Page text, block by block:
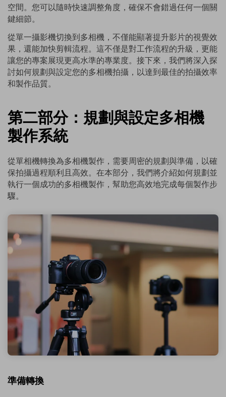
空間。您可以隨時快速調整角度，確保不會錯過任何一個關
鍵細節。
從單一攝影機切換到多相機，不僅能顯著提升影片的視覺效
果，還能加快剪輯流程。這不僅是對工作流程的升級，更能
讓您的專案展現更高水準的專業度。接下來，我們將深入探
討如何規劃與設定您的多相機拍攝，以達到最佳的拍攝效率
和製作品質。
第二部分：規劃與設定多相機
製作系統
從單相機轉換為多相機製作，需要周密的規劃與準備，以確
保拍攝過程順利且高效。在本部分，我們將介紹如何規劃並
執行一個成功的多相機製作，幫助您高效地完成每個製作步
驟。
準備轉換